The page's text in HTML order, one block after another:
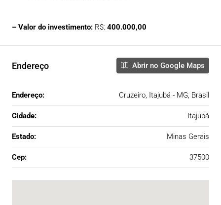
– Valor do investimento: R$: 400.000,00
Endereço Abrir no Google Maps
Endereço: Cruzeiro, Itajubá - MG, Brasil
Cidade: Itajubá
Estado: Minas Gerais
Cep: 37500